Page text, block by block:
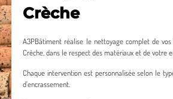
Crèche
A3PBâtiment réalise le nettoyage complet de
Crèche, dans le respect des matériaux et de votre
Chaque intervention est personnalisée selon le
d’encrassement.